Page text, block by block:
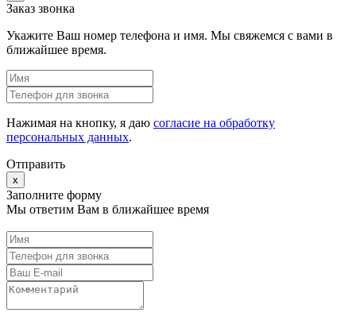
Заказ звонка
Укажите Ваш номер телефона и имя. Мы свяжемся с вами в
ближайшее время.
Нажимая на кнопку, я даю согласие на обработку
персональных данных.
Отправить
x
Заполните форму
Мы ответим Вам в ближайшее время